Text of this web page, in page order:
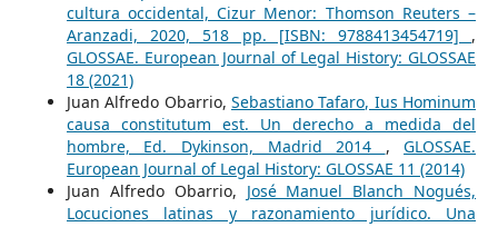
cultura occidental, Cizur Menor: Thomson Reuters –
Aranzadi, 2020, 518 pp. [ISBN: 9788413454719] ,
GLOSSAE. European Journal of Legal History: GLOSSAE
18 (2021)
Juan Alfredo Obarrio, Sebastiano Tafaro, Ius Hominum
causa constitutum est. Un derecho a medida del
hombre, Ed. Dykinson, Madrid 2014 ,GLOSSAE.
European Journal of Legal History: GLOSSAE 11 (2014)
Juan Alfredo Obarrio, José Manuel Blanch Nogués,
Locuciones latinas y razonamiento jurídico. Una